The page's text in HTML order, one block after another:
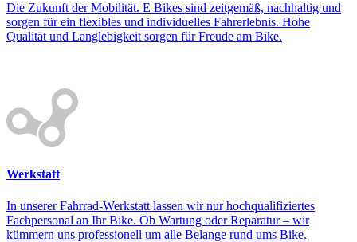
Die Zukunft der Mobilität. E Bikes sind zeitgemäß, nachhaltig und
sorgen für ein flexibles und individuelles Fahrerlebnis. Hohe
Qualität und Langlebigkeit sorgen für Freude am Bike.
Werkstatt
In unserer Fahrrad-Werkstatt lassen wir nur hochqualifiziertes
Fachpersonal an Ihr Bike. Ob Wartung oder Reparatur – wir
kümmern uns professionell um alle Belange rund ums Bike.